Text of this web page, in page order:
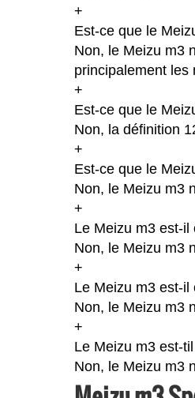
+
Est-ce que le
Non, le Meizu m3
principalement les
+
Est-ce que le
Non, la définition
+
Est-ce que le
Non, le Meizu m3
+
Le Meizu m3 est-il
Non, le Meizu m3
+
Le Meizu m3 est-
Non, le Meizu m3
+
Le Meizu m3 est-
Non, le Meizu m3